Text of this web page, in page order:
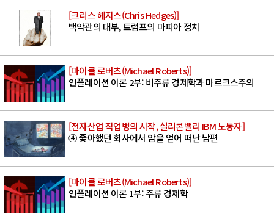
[크리스 헤지스(Chris Hedges)]
백악관의 대부, 트럼프의 마피아 정치
[마이클 로버츠(Michael Roberts)]
인플레이션 이론 2부: 비주류 경제학과 마르크스주의
[전자산업 직업병의 시작, 실리콘밸리 IBM 노동자]
④ 좋아했던 회사에서 암을 얻어 떠난 남편
[마이클 로버츠(Michael Roberts)]
인플레이션 이론 1부: 주류 경제학